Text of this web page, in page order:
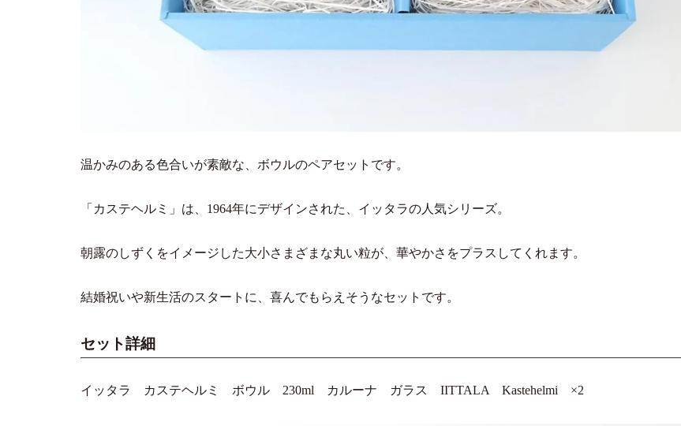
温かみのある色合いが素敵な、ボウルのペアセットです。
「カステヘルミ」は、1964年にデザインされた、イッタラの人気シリーズ。
朝露のしずくをイメージした大小さまざまな丸い粒が、華やかさをプラスしてくれます。
結婚祝いや新生活のスタートに、喜んでもらえそうなセットです。
セット詳細
イッタラ カステヘルミ ボウル 230ml カルーナ ガラス IITTALA Kastehelmi ×2